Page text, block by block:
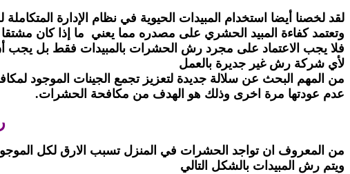
لقد لخصنا أيضا استخدام المبيدات الحيوية في نظام الإدارة
وتعتمد كفاءة المبيد الحشري على مصدره مما يعني ما إذا كان
فلا يجب الاعتماد على مجرد رش الحشرات بالمبيدات فقط بل يجب
لأي شركة رش غير جديرة بالعمل
من المهم البحث عن سلالة جديدة لتعزيز تجمع الجينات الموجود
عدم عودتها مرة اخرى وذلك هو الهدف من مكافحة الحشرات.
من المعروف ان تواجد الحشرات في المنزل تسبب الارق لكل
ويتم رش المبيدات بالشكل التالي